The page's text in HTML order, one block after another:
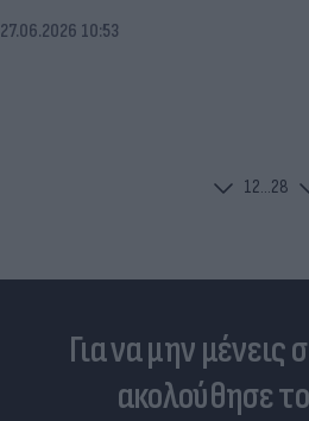
27.06.2026 10:53
12...28
Για να μην μένεις
ακολούθησε